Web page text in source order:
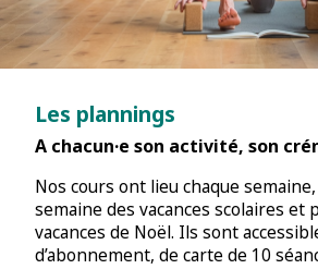
Les plannings
A chacun·e son activité, son
Nos cours ont lieu chaque
semaine des vacances scolaires et
vacances de Noël. Ils sont
d’abonnement, de carte de 10